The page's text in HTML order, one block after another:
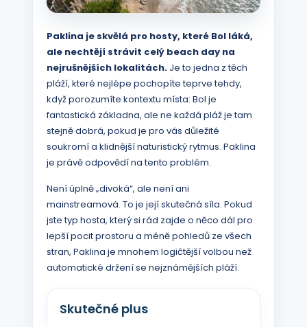
Paklina je skvělá pro hosty, které Bol láká,
ale nechtějí strávit celý beach day na
nejrušnějších lokalitách. Je to jedna z těch
pláží, které nejlépe pochopíte teprve tehdy,
když porozumíte kontextu místa: Bol je
fantastická základna, ale ne každá pláž je tam
stejně dobrá, pokud je pro vás důležité
soukromí a klidnější naturistický rytmus. Paklina
je právě odpovědí na tento problém.
Není úplně „divoká“, ale není ani
mainstreamová. To je její skutečná síla. Pokud
jste typ hosta, který si rád zajde o něco dál pro
lepší pocit prostoru a méně pohledů ze všech
stran, Paklina je mnohem logičtější volbou než
automatické držení se nejznámějších pláží.
Skutečné plus